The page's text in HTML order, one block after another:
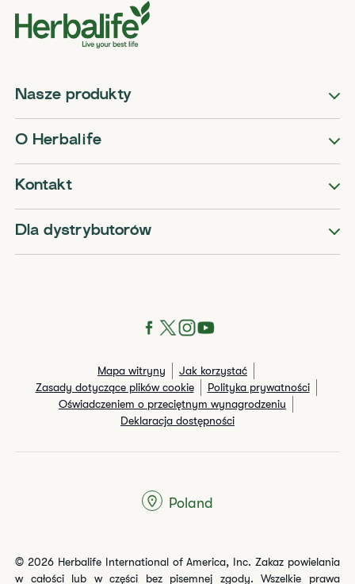
Nasze produkty
O Herbalife
Kontakt
Dla dystrybutorów
Mapa witryny
Jak korzystać
Zasady dotyczące plików cookie
Polityka prywatności
Oświadczeniem o przeciętnym wynagrodzeniu
Deklaracja dostępności
© 2026 Herbalife International of America, Inc. Zakaz powielania
w całości lub w części bez pisemnej zgody. Wszelkie prawa
Poland